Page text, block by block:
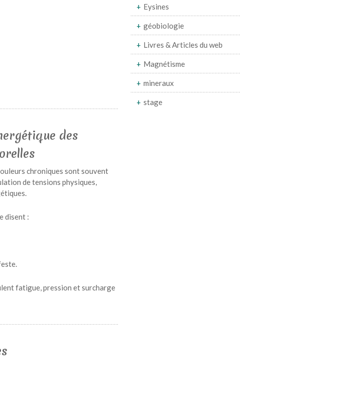
des
chroniques sont souvent
de tensions physiques,
disent :
fatigue, pression et surcharge
Eysines
géobiologie
Livres & Articles du web
Magnétisme
mineraux
stage